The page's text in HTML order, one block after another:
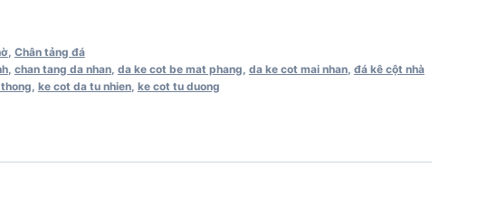
, Chân tảng đá
, chan tang da nhan, da ke cot be mat phang da ke cot mai nhan, đá kê cột nhà
ke cot da tu nhien, ke cot tu duong